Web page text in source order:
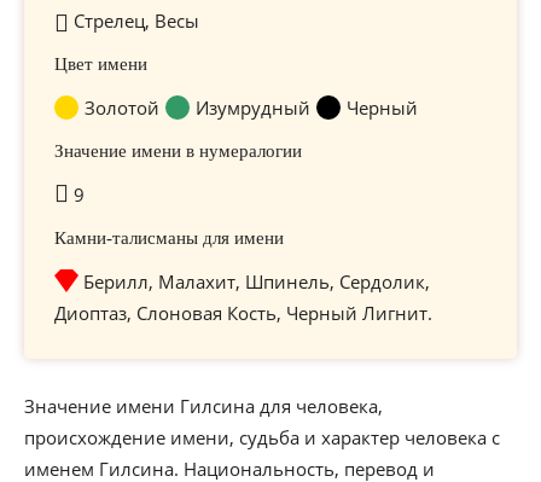
Стрелец, Весы
Цвет имени
Золотой Изумрудный Черный
Значение имени в нумералогии
9
Камни-талисманы для имени
Берилл, Малахит, Шпинель, Сердолик,
Диоптаз, Слоновая Кость, Черный Лигнит.
Значение имени Гилсина для человека,
происхождение имени, судьба и характер человека с
именем Гилсина. Национальность, перевод и